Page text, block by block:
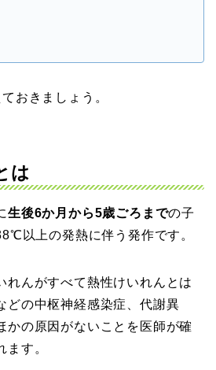
おきましょう。
は
生後6か月から5歳ごろまでの子
以上の発熱に伴う発作です。
れんがすべて熱性けいれんとは
どの中枢神経感染症、代謝異
かの原因がないことを医師が確
す。